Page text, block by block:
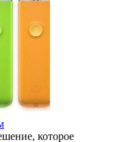
которое